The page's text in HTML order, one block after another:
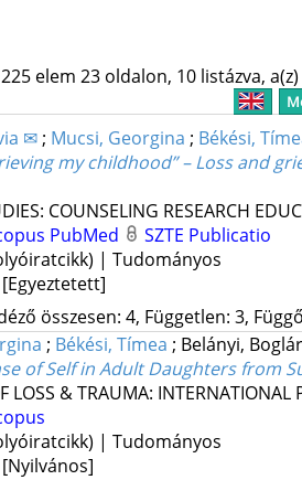
elem 23 oldalon, 10 listázva,
✉; Mucsi, Georgina ; Békési,
my childhood” – Loss and
COUNSELING RESEARCH
PubMed
SZTE Publicatio
| Tudományos
[Egyeztetett]
összesen: 4, Független: 3,
; Békési, Tímea ; Belányi,
of Self in Adult Daughters from
LOSS & TRAUMA: INTERNATIONAL
| Tudományos
[Nyilvános]